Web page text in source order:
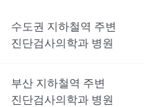
수도권 지하철역 주변
진단검사의학과 병원
부산 지하철역 주변
진단검사의학과 병원